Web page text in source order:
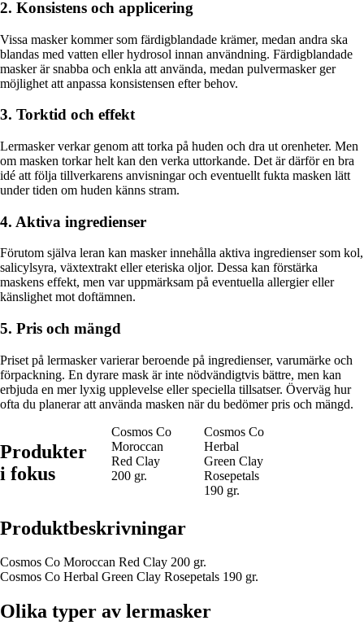
2. Konsistens och applicering
Vissa masker kommer som färdigblandade krämer, medan andra ska
blandas med vatten eller hydrosol innan användning. Färdigblandade
masker är snabba och enkla att använda, medan pulvermasker ger
möjlighet att anpassa konsistensen efter behov.
3. Torktid och effekt
Lermasker verkar genom att torka på huden och dra ut orenheter. Men
om masken torkar helt kan den verka uttorkande. Det är därför en bra
idé att följa tillverkarens anvisningar och eventuellt fukta masken lätt
under tiden om huden känns stram.
4. Aktiva ingredienser
Förutom själva leran kan masker innehålla aktiva ingredienser som kol,
salicylsyra, växtextrakt eller eteriska oljor. Dessa kan förstärka
maskens effekt, men var uppmärksam på eventuella allergier eller
känslighet mot doftämnen.
5. Pris och mängd
Priset på lermasker varierar beroende på ingredienser, varumärke och
förpackning. En dyrare mask är inte nödvändigtvis bättre, men kan
erbjuda en mer lyxig upplevelse eller speciella tillsatser. Överväg hur
ofta du planerar att använda masken när du bedömer pris och mängd.
Produkter
i fokus
Cosmos Co
Moroccan
Red Clay
200 gr.
Cosmos Co
Herbal
Green Clay
Rosepetals
190 gr.
Produktbeskrivningar
Cosmos Co Moroccan Red Clay 200 gr.
Cosmos Co Herbal Green Clay Rosepetals 190 gr.
Olika typer av lermasker